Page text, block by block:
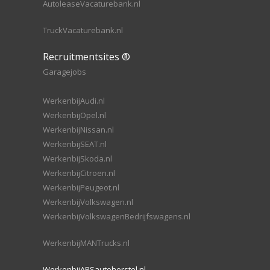
AutoleaseVacaturebank.nl
TruckVacaturebank.nl
Recruitmentsites ®
Garagejobs
WerkenbijAudi.nl
WerkenbijOpel.nl
WerkenbijNissan.nl
WerkenbijSEAT.nl
WerkenbijSkoda.nl
WerkenbijCitroen.nl
WerkenbijPeugeot.nl
WerkenbijVolkswagen.nl
WerkenbijVolkswagenBedrijfswagens.nl
WerkenbijMANTrucks.nl